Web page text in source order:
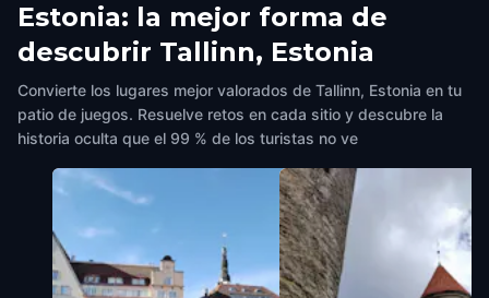
Estonia: la mejor forma de
descubrir Tallinn, Estonia
Convierte los lugares mejor valorados de Tallinn, Estonia en tu
patio de juegos. Resuelve retos en cada sitio y descubre la
historia oculta que el 99 % de los turistas no ve